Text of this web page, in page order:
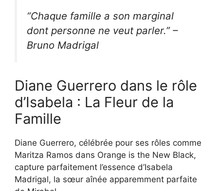
“Chaque famille a son marginal
dont personne ne veut parler.” –
Bruno Madrigal
Diane Guerrero dans le rôle
d’Isabela : La Fleur de la
Famille
Diane Guerrero, célébrée pour ses rôles comme
Maritza Ramos dans Orange is the New Black,
capture parfaitement l’essence d’Isabela
Madrigal, la sœur aînée apparemment parfaite